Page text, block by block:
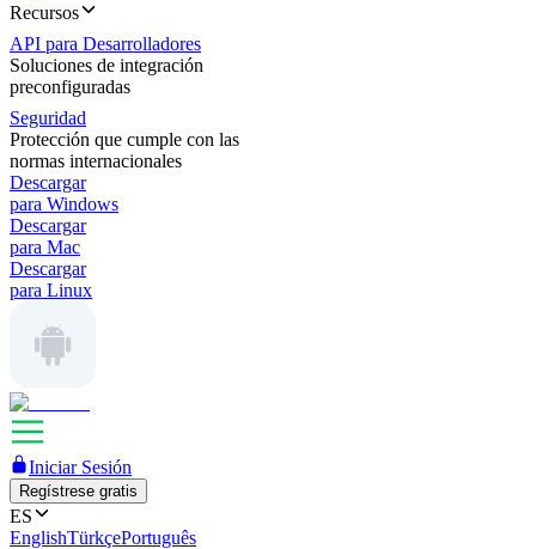
Recursos
API para Desarrolladores
Soluciones de integración
preconfiguradas
Seguridad
Protección que cumple con las
normas internacionales
Descargar
para Windows
Descargar
para Mac
Descargar
para Linux
Iniciar Sesión
Regístrese gratis
ES
EnglishTürkçePortuguês